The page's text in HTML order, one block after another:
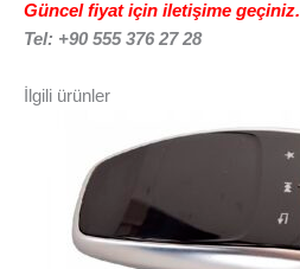
Güncel fiyat için iletişime geçiniz.
Tel: +90 555 376 27 28
İlgili ürünler